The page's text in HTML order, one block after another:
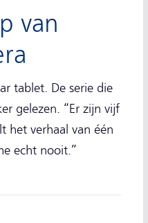
van
tablet. De serie die
gelezen. “Er zijn vijf
het verhaal van één
echt nooit.”